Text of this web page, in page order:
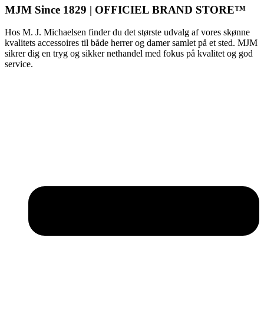
MJM Since 1829 | OFFICIEL BRAND STORE™
Hos M. J. Michaelsen finder du det største udvalg af vores skønne
kvalitets accessoires til både herrer og damer samlet på et sted. MJM
sikrer dig en tryg og sikker nethandel med fokus på kvalitet og god
service.